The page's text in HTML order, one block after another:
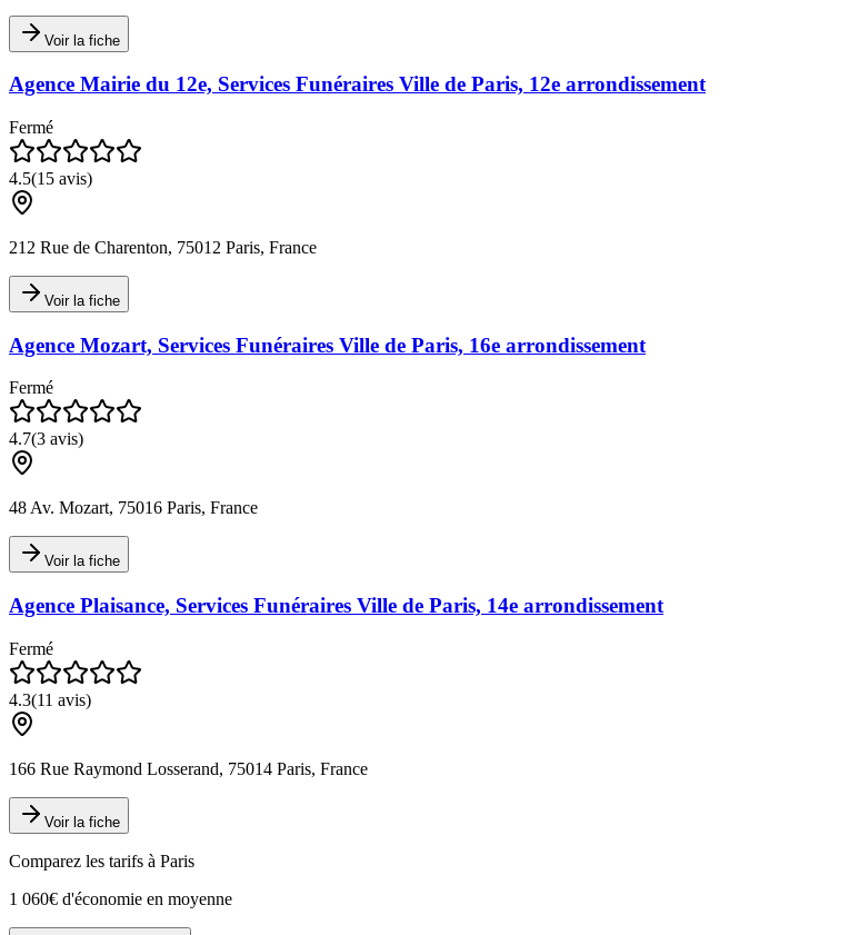
Voir la fiche
Agence Mairie du 12e, Services Funéraires Ville de Paris, 12e arrondissement
Fermé
4.5(15 avis)
212 Rue de Charenton, 75012 Paris, France
Voir la fiche
Agence Mozart, Services Funéraires Ville de Paris, 16e arrondissement
Fermé
4.7(3 avis)
48 Av. Mozart, 75016 Paris, France
Voir la fiche
Agence Plaisance, Services Funéraires Ville de Paris, 14e arrondissement
Fermé
4.3(11 avis)
166 Rue Raymond Losserand, 75014 Paris, France
Voir la fiche
Comparez les tarifs à Paris
1 060€ d'économie en moyenne